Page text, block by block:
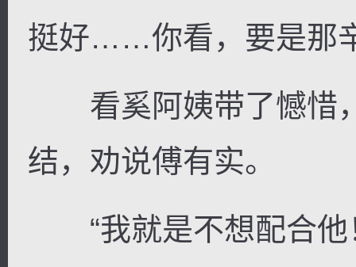
挺好……你看，要是那
看奚阿姨带了憾惜
结，劝说傅有实。
“我就是不想配合他